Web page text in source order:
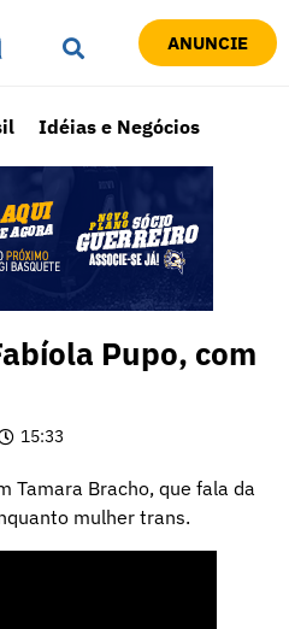
ANUNCIE
Idéias e Negócios
Pupo, com
15:33
Tamara Bracho, que fala da
mulher trans.